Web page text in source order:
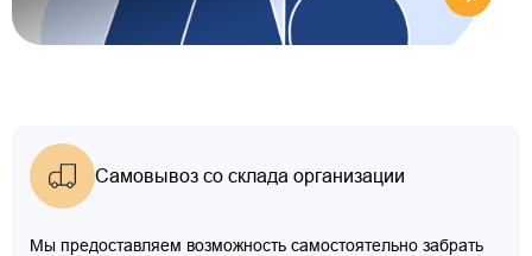
Самовывоз со склада организации
Мы предоставляем возможность самостоятельно забрать